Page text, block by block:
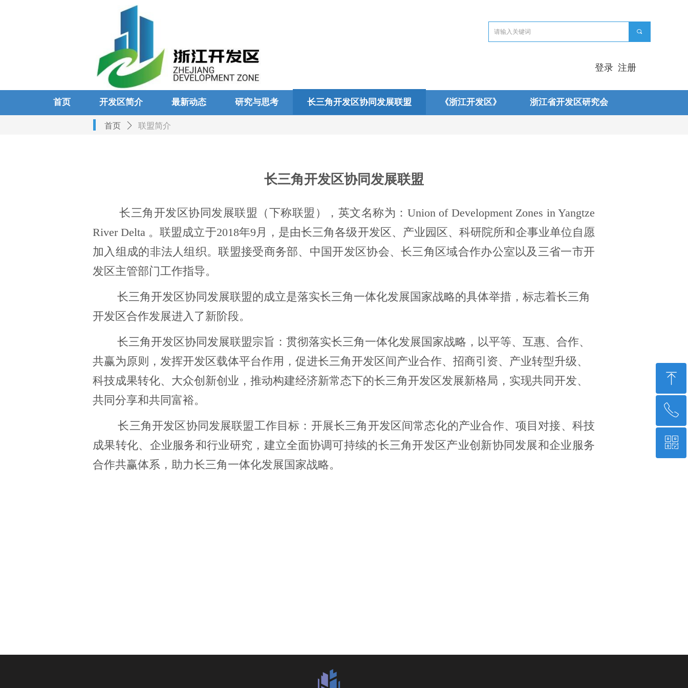
首页 开发区简介 最新动态 研究与思考 长三角开发区协同发展联盟 《浙江开发区》 浙江省开发区研究会
끠
登录 注册
首页 ꄲ 联盟简介
长三角开发区协同发展联盟
长三角开发区协同发展联盟（下称联盟），英文名称为： Union of Development Zones in Yangtze
River Delta 。联盟成立于2018年9月，是由长三角各级开发区、产业园区、科研院所和企事业单位自愿
加入组成的非法人组织。联盟接受商务部、中国开发区协会、长三角区域合作办公室以及三省一市开
发区主管部门工作指导。
长三角开发区协同发展联盟的成立是落实长三角一体化发展国家战略的具体举措，标志着长三角
开发区合作发展进入了新阶段。
长三角开发区协同发展联盟宗旨：贯彻落实长三角一体化发展国家战略，以平等、互惠、合作、
共赢为原则，发挥开发区载体平台作用，促进长三角开发区间产业合作、招商引资、产业转型升级、
科技成果转化、大众创新创业，推动构建经济新常态下的长三角开发区发展新格局，实现共同开发、
共同分享和共同富裕。
长三角开发区协同发展联盟工作目标：开展长三角开发区间常态化的产业合作、项目对接、科技
成果转化、企业服务和行业研究，建立全面协调可持续的长三角开发区产业创新协同发展和企业服务
合作共赢体系，助力长三角一体化发展国家战略。
ꁸ
回到顶部
ꂅ
0571-85389322
ꀥ